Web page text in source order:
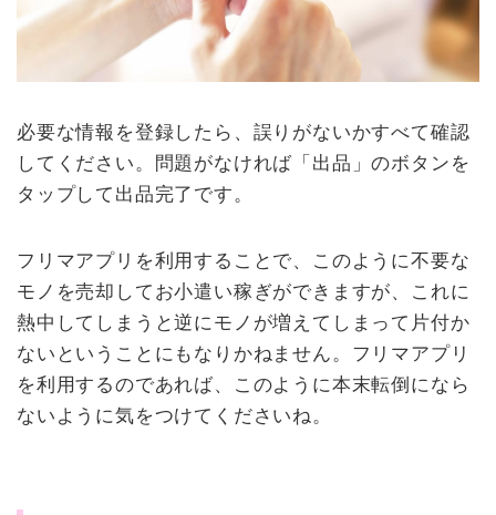
必要な情報を登録したら、誤りがないかすべて確認
してください。問題がなければ「出品」のボタンを
タップして出品完了です。
フリマアプリを利用することで、このように不要な
モノを売却してお小遣い稼ぎができますが、これに
熱中してしまうと逆にモノが増えてしまって片付か
ないということにもなりかねません。フリマアプリ
を利用するのであれば、このように本末転倒になら
ないように気をつけてくださいね。